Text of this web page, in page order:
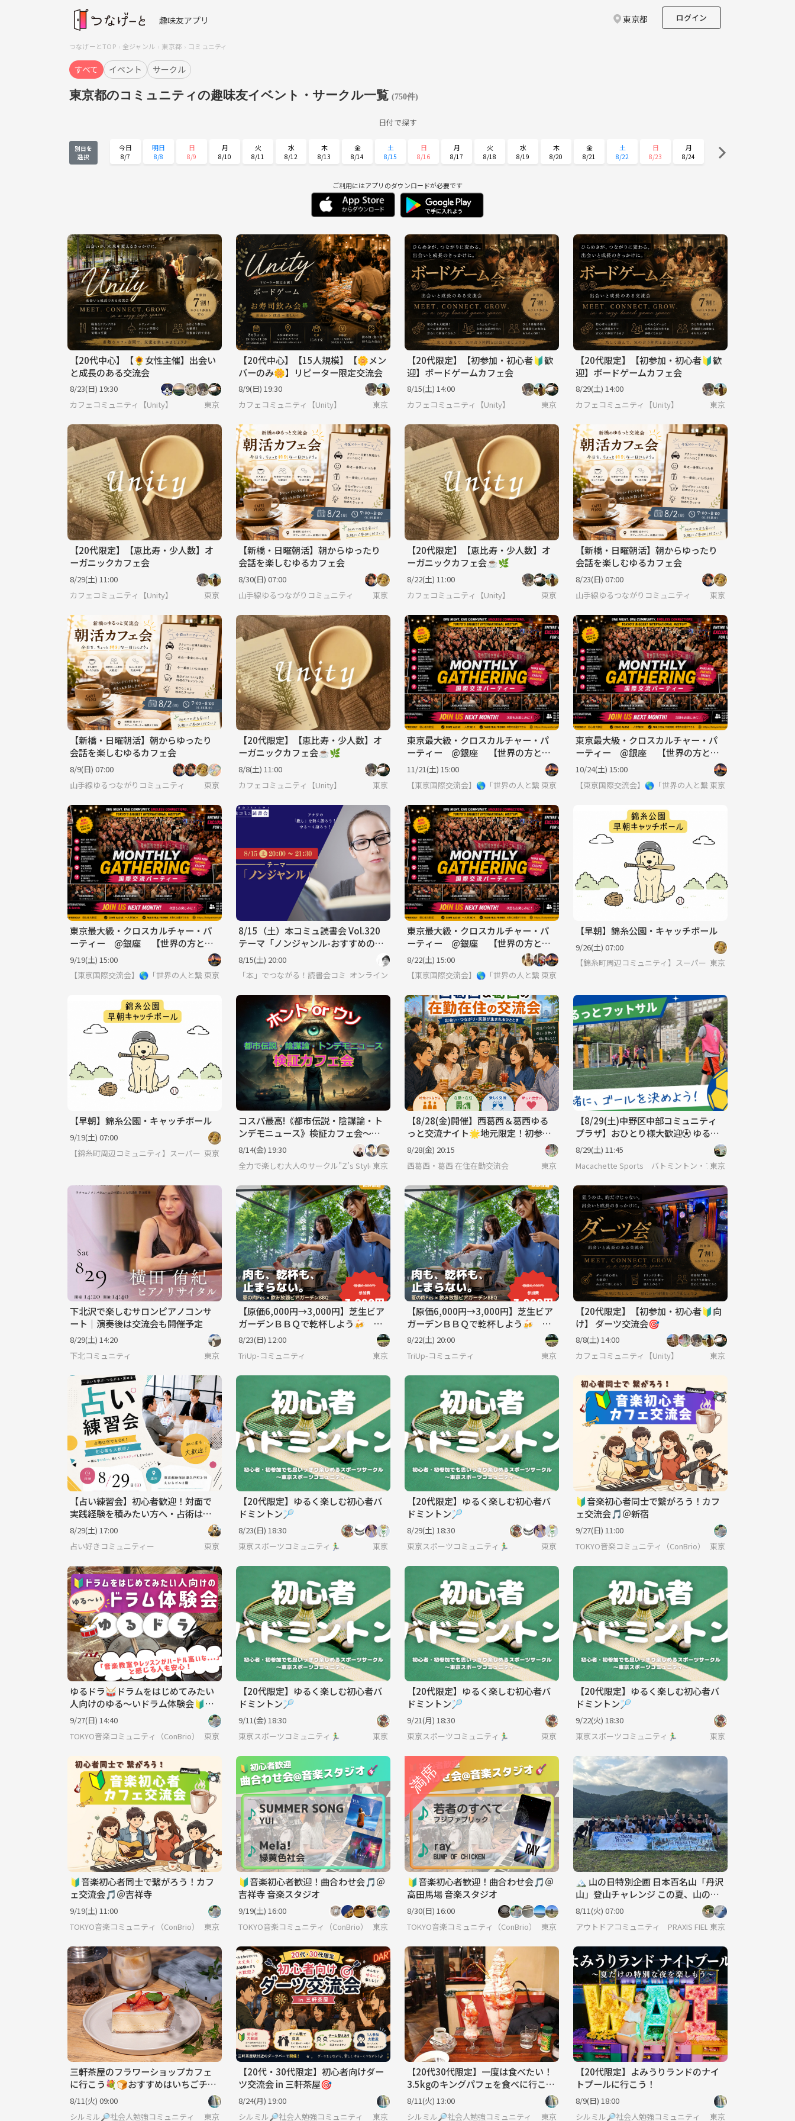
趣味友アプリ 東京都 ログイン
つなげーとTOP 全ジャンル 東京都 コミュニティ
すべて イベント サークル
東京都のコミュニティの趣味友イベント・サークル一覧 (750件)
日付で探す
別日を
選択
今日
8/7
明日
8/8
日
8/9
月
8/10
火
8/11
水
8/12
木
8/13
金
8/14
土
8/15
日
8/16
月
8/17
火
8/18
水
8/19
木
8/20
金
8/21
土
8/22
日
8/23
月
8/24
9/1 9/2 9/3 9/4
ご利用にはアプリのダウンロードが必要です
【20代中心】【🌻女性主催】出会い
と成長のある交流会
8/23(日) 19:30
カフェコミュニティ【Unity】
東京
【20代中心】【15人規模】【🌼メン
バーのみ🌼】リピーター限定交流会
8/9(日) 19:30
カフェコミュニティ【Unity】
東京
【20代限定】【初参加・初心者🔰歓
迎】ボードゲームカフェ会
8/15(土) 14:00
カフェコミュニティ【Unity】
東京
【20代限定】【初参加・初心者🔰歓
迎】ボードゲームカフェ会
8/29(土) 14:00
カフェコミュニティ【Unity】
東京
【20代限定】【恵比寿・少人数】オ
ーガニックカフェ会
8/29(土) 11:00
カフェコミュニティ【Unity】
東京
【新橋・日曜朝活】朝からゆったり
会話を楽しむゆるカフェ会
8/30(日) 07:00
山手線ゆるつながりコミュニティ
東京
【20代限定】【恵比寿・少人数】オ
ーガニックカフェ会☕️🌿
8/22(土) 11:00
カフェコミュニティ【Unity】
東京
【新橋・日曜朝活】朝からゆったり
会話を楽しむゆるカフェ会
8/23(日) 07:00
山手線ゆるつながりコミュニティ
東京
【新橋・日曜朝活】朝からゆったり
会話を楽しむゆるカフェ会
8/9(日) 07:00
山手線ゆるつながりコミュニティ
東京
【20代限定】【恵比寿・少人数】オ
ーガニックカフェ会☕️🌿
8/8(土) 11:00
カフェコミュニティ【Unity】
東京
東京最大級・クロスカルチャー・パ
ーティー @銀座 【世界の方と出
会える場】※英語喋れなくてもOK
11/21(土) 15:00
【東京国際交流会】🌎「世界の人と繋りたい」違う世界見てみたい方は必見 ※英語喋れなくてもご参加いただ
東京
東京最大級・クロスカルチャー・パ
ーティー @銀座 【世界の方と出
会える場】※英語喋れなくてもOK
10/24(土) 15:00
【東京国際交流会】🌎「世界の人と繋りたい」違う世界見
東京
東京最大級・クロスカルチャー・パ
ーティー @銀座 【世界の方と出
会える場】※英語喋れなくてもOK
9/19(土) 15:00
【東京国際交流会】🌎「世界の人と繋りたい」違う世界見てみたい方は必見 ※英語喋れなくてもご参加いただけます。
東京
8/15（土）本コミュ読書会 Vol.320
テーマ「ノンジャンル-おすすめの本
を語る会」
8/15(土) 20:00
「本」でつながる！読書会コミュニティ「本コミュ」
オンライン
東京最大級・クロスカルチャー・パ
ーティー @銀座 【世界の方と出
会える場】※英語喋れなくてもOK
8/22(土) 15:00
【東京国際交流会】🌎「世界の人と繋りたい」違う世界見てみたい方は必見 ※英語喋れなくてもご参加いただ
東京
【早朝】錦糸公園・キャッチボール
9/26(土) 07:00
【錦糸町周辺コミュニティ】スーパーレトリバー
東京
【早朝】錦糸公園・キャッチボール
9/19(土) 07:00
【錦糸町周辺コミュニティ】スーパーレトリバー
東京
コスパ最高!《都市伝説・陰謀論・ト
ンデモニュース》検証カフェ会～@
一軒家カフェ
8/14(金) 19:30
全力で楽しむ大人のサークル"Z’s Style"東京
【8/28(金)開催】西葛西＆葛西ゆる
っと交流ナイト🌟地元限定！初参
加・おひとり様大歓迎の地域コミュ
ニティ
8/28(金) 20:15
西葛西・葛西 在住在勤交流会
東京
【8/29(土)中野区中部コミュニティ
プラザ】おひとり様大歓迎⚽ ゆる～
くパスを繋ぐ社会人エンジョイフッ
トサル交流会✨
8/29(土) 11:45
Macachette Sports バトミントン・フットサル
東京
下北沢で楽しむサロンピアノコンサ
ート｜演奏後は交流会も開催予定
8/29(土) 14:20
下北コミュニティ
東京
【原価6,000円→3,000円】芝生ビア
ガーデンＢＢＱで乾杯しよう🍻 池
袋西口2分・屋上スカイデッキ「肉Fe
s」
8/23(日) 12:00
TriUp-コミュニティ
東京
【原価6,000円→3,000円】芝生ビア
ガーデンＢＢＱで乾杯しよう🍻 池
袋西口2分・屋上スカイデッキ「肉Fe
s」
8/22(土) 20:00
TriUp-コミュニティ
東京
【20代限定】【初参加・初心者🔰向
け】 ダーツ交流会🎯
8/8(土) 14:00
カフェコミュニティ【Unity】
東京
【占い練習会】初心者歓迎！対面で
実践経験を積みたい方へ・占術は何
でもOK
8/29(土) 17:00
占い好きコミュニティー
東京
【20代限定】ゆるく楽しむ初心者バ
ドミントン🏸
8/23(日) 18:30
東京スポーツコミュニティ🏃‍♂️
東京
【20代限定】ゆるく楽しむ初心者バ
ドミントン🏸
8/29(土) 18:30
東京スポーツコミュニティ🏃‍♂️
東京
🔰音楽初心者同士で繋がろう！カフ
ェ交流会🎵＠新宿
9/27(日) 11:00
TOKYO音楽コミュニティ（ConBrio）
東京
ゆるドラ🥁ドラムをはじめてみたい
人向けのゆる～いドラム体験会🔰🎵
＠新宿
9/27(日) 14:40
TOKYO音楽コミュニティ（ConBrio）
東京
【20代限定】ゆるく楽しむ初心者バ
ドミントン🏸
9/11(金) 18:30
東京スポーツコミュニティ🏃‍♂️
東京
【20代限定】ゆるく楽しむ初心者バ
ドミントン🏸
9/21(月) 18:30
東京スポーツコミュニティ🏃‍♂️
東京
【20代限定】ゆるく楽しむ初心者バ
ドミントン🏸
9/22(火) 18:30
東京スポーツコミュニティ🏃‍♂️
東京
🔰音楽初心者同士で繋がろう！カフ
ェ交流会🎵＠吉祥寺
9/19(土) 11:00
TOKYO音楽コミュニティ（ConBrio）
東京
🔰音楽初心者歓迎！曲合わせ会🎵＠
吉祥寺 音楽スタジオ
9/19(土) 16:00
TOKYO音楽コミュニティ（ConBrio）
東京
🔰音楽初心者歓迎！曲合わせ会🎵＠
高田馬場 音楽スタジオ
8/30(日) 16:00
TOKYO音楽コミュニティ（ConBrio）
東京
🏔️ 山の日特別企画 日本百名山「丹沢
山」登山チャレンジ この夏、山の日
に百名山へ。
8/11(火) 07:00
アウトドアコミュニティ PRAXIS FIELD東京
三軒茶屋のフラワーショップカフェ
に行こう💐🍞おすすめはいちごチー
ズケーキです🍓
8/11(火) 09:00
シルミル🔎社会人勉強コミュニティ
東京
【20代・30代限定】初心者向けダー
ツ交流会 in 三軒茶屋🎯
8/24(月) 19:00
シルミル🔎社会人勉強コミュニティ
東京
【20代30代限定】一度は食べたい！
3.5kgのキングパフェを食べに行こう
🍓🍨
8/11(火) 13:00
シルミル🔎社会人勉強コミュニティ
東京
【20代限定】よみうりランドのナイ
トプールに行こう！
8/9(日) 18:00
シルミル🔎社会人勉強コミュニティ
東京